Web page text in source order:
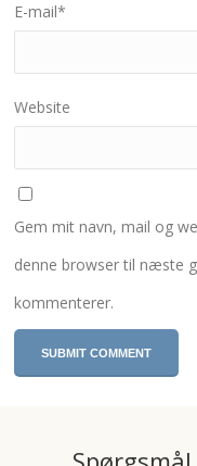
E-mail*
Website
Gem mit navn, mail og
denne browser til næste
kommenterer.